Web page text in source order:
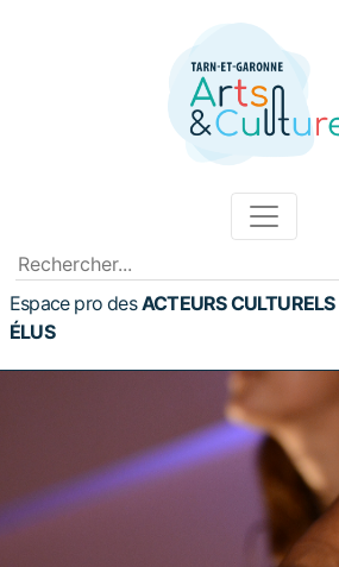
Espace pro desACTEURS CULTURELS
ÉLUS